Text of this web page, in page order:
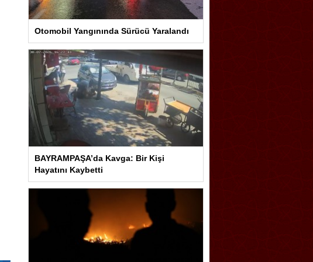
Otomobil Yangınında Sürücü Yaralandı
BAYRAMPAŞA’da Kavga: Bir Kişi
Hayatını Kaybetti